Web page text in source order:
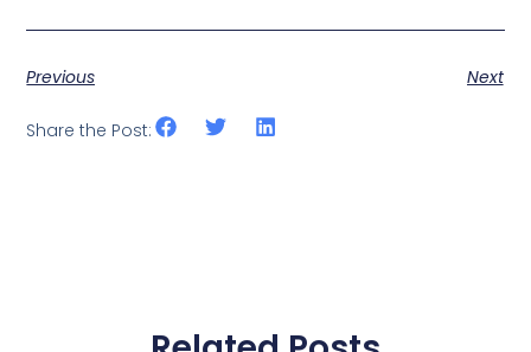
Previous Next
Share the Post: